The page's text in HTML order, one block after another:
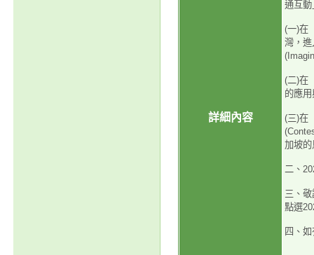
詳細內容
通互動
(一)在
灣，進
(二)在
的應
(三)在
加坡的
二、
三、
點選
四、